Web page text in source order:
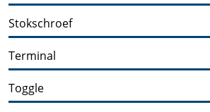
Stokschroef
Terminal
Toggle